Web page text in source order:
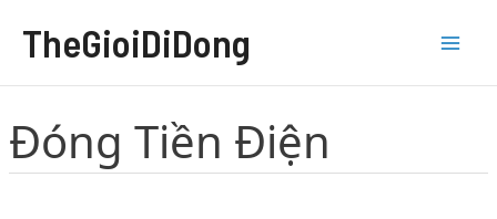
TheGioiDiDong
Đóng Tiền Điện